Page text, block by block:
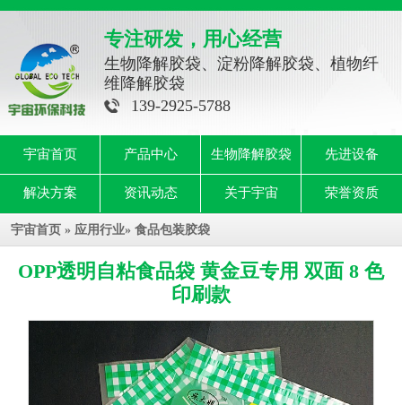
专注研发，用心经营
生物降解胶袋、淀粉降解胶袋、植物纤
维降解胶袋
139-2925-5788
宇宙首页 产品中心 生物降解胶袋 先进设备
解决方案 资讯动态 关于宇宙 荣誉资质
宇宙首页 » 应用行业» 食品包装胶袋
OPP透明自粘食品袋 黄金豆专用 双面 8 色
印刷款